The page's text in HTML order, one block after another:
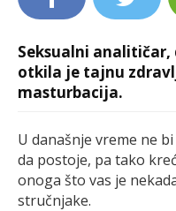
Seksualni
otkila je tajnu
masturbacija.
U današnje vreme ne
da postoje, pa tako
onoga što vas je
stručnjake.